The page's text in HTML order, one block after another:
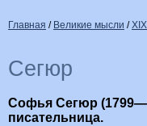
Главная / Великие мысли /
Сегюр
Софья Сегюр
писательница.